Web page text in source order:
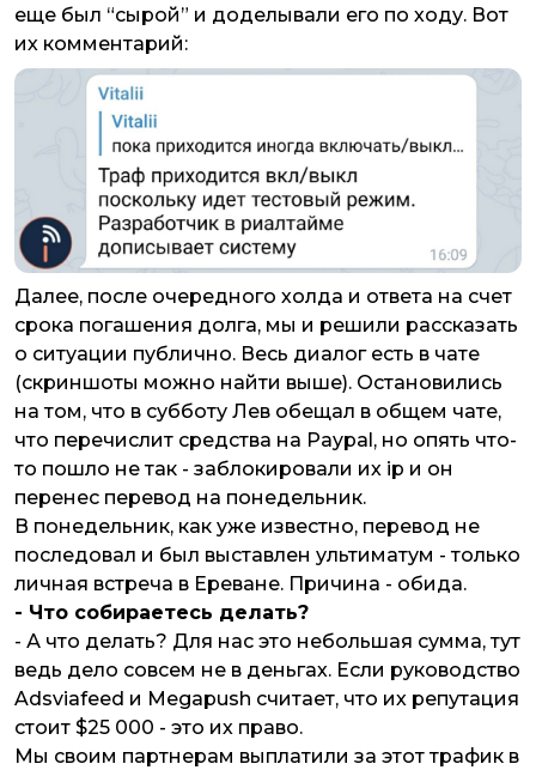
еще был “сырой” и доделывали его по ходу. Вот
их комментарий:
Далее, после очередного холда и ответа на счет
срока погашения долга, мы и решили рассказать
о ситуации публично. Весь диалог есть в чате
(скриншоты можно найти выше). Остановились
на том, что в субботу Лев обещал в общем чате,
что перечислит средства на Paypal, но опять что-
то пошло не так - заблокировали их ip и он
перенес перевод на понедельник.
В понедельник, как уже известно, перевод не
последовал и был выставлен ультиматум - только
личная встреча в Ереване. Причина - обида.
- Что собираетесь делать?
- А что делать? Для нас это небольшая сумма, тут
ведь дело совсем не в деньгах. Если руководство
Adsviafeed и Megapush считает, что их репутация
стоит $25 000 - это их право.
Мы своим партнерам выплатили за этот трафик в